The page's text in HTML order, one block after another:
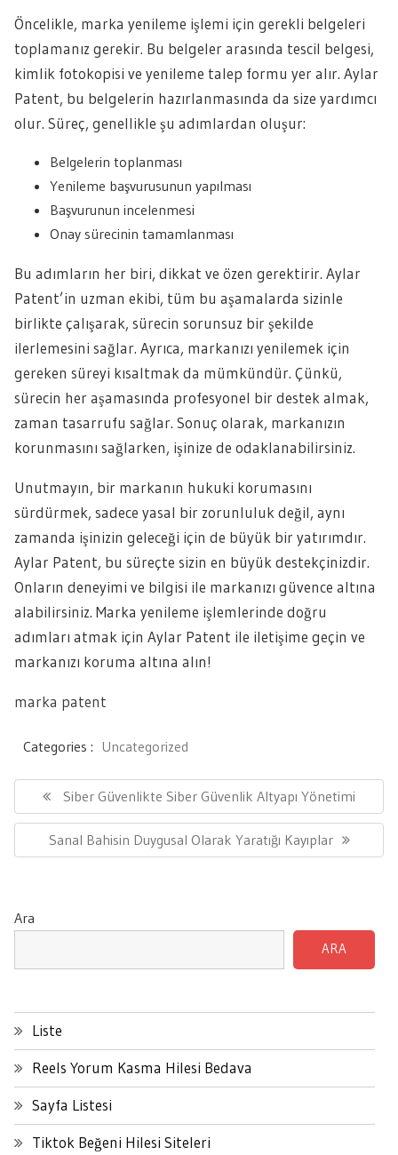
Öncelikle, marka yenileme işlemi için gerekli belgeleri
toplamanız gerekir. Bu belgeler arasında tescil belgesi,
kimlik fotokopisi ve yenileme talep formu yer alır. Aylar
Patent, bu belgelerin hazırlanmasında da size yardımcı
olur. Süreç, genellikle şu adımlardan oluşur:
Belgelerin toplanması
Yenileme başvurusunun yapılması
Başvurunun incelenmesi
Onay sürecinin tamamlanması
Bu adımların her biri, dikkat ve özen gerektirir. Aylar
Patent’in uzman ekibi, tüm bu aşamalarda sizinle
birlikte çalışarak, sürecin sorunsuz bir şekilde
ilerlemesini sağlar. Ayrıca, markanızı yenilemek için
gereken süreyi kısaltmak da mümkündür. Çünkü,
sürecin her aşamasında profesyonel bir destek almak,
zaman tasarrufu sağlar. Sonuç olarak, markanızın
korunmasını sağlarken, işinize de odaklanabilirsiniz.
Unutmayın, bir markanın hukuki korumasını
sürdürmek, sadece yasal bir zorunluluk değil, aynı
zamanda işinizin geleceği için de büyük bir yatırımdır.
Aylar Patent, bu süreçte sizin en büyük destekçinizdir.
Onların deneyimi ve bilgisi ile markanızı güvence altına
alabilirsiniz. Marka yenileme işlemlerinde doğru
adımları atmak için Aylar Patent ile iletişime geçin ve
markanızı koruma altına alın!
marka patent
Categories : Uncategorized
gezinmesiPrevious
Post:
Siber Güvenlikte Siber Güvenlik Altyapı Yönetimi
Next
Post:
Sanal Bahisin Duygusal Olarak Yaratığı Kayıplar
Ara
ARA
Liste
Reels Yorum Kasma Hilesi Bedava
Sayfa Listesi
Tiktok Beğeni Hilesi Siteleri